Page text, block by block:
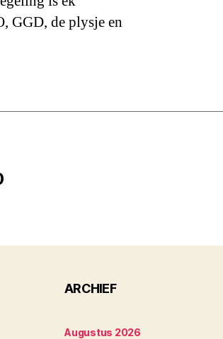
GGD, de plysje en
ARCHIEF
Augustus 2026